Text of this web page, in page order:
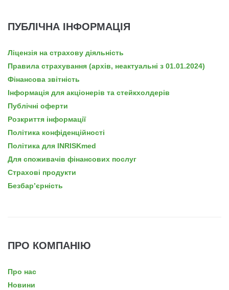
ПУБЛІЧНА ІНФОРМАЦІЯ
Ліцензія на страхову діяльність
Правила страхування (архів, неактуальні з 01.01.2024)
Фінансова звітність
Інформація для акціонерів та стейкхолдерів
Публічні оферти
Розкриття інформації
Політика конфіденційності
Політика для INRISKmed
Для споживачів фінансових послуг
Страхові продукти
Безбар’єрність
ПРО КОМПАНІЮ
Про нас
Новини